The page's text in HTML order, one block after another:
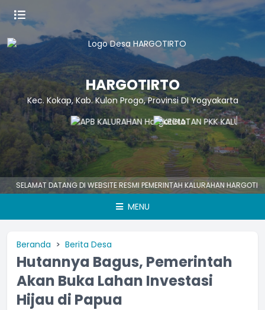
HARGOTIRTO
Kec. Kokap, Kab. Kulon Progo, Provinsi DI Yogyakarta
DATANG DI WEBSITE RESMI PEMERINTAH KALURAHAN HARGOTIRTO
MENU
Beranda Berita Desa
Hutannya Bagus, Pemerintah
Akan Buka Lahan Investasi
Hijau di Papua